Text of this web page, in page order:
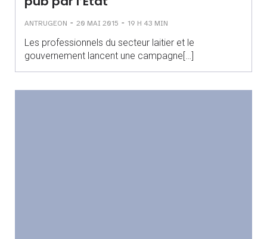
ANTRUGEON - 20 MAI 2015 - 19 H 43 MIN
Les professionnels du secteur laitier et le
gouvernement lancent une campagne[…]